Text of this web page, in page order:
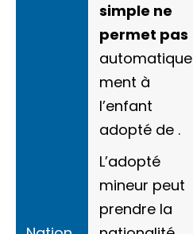
simple ne
permet pas
automatique
ment à
l’enfant
adopté de .
L’adopté
mineur peut
prendre la